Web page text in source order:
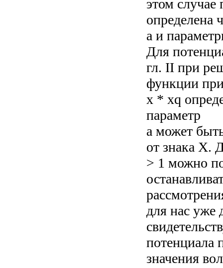
этом случае
определена
а и
Для
гл. II при
функции
х * xq
параметр
а может
от знака X.
> 1 можно
для нас уже
потенциала
значения